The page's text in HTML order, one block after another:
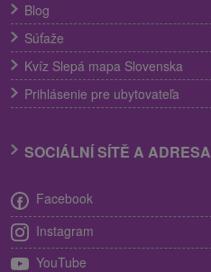
Blog
Súťaže
Kvíz Slepá mapa Slovenska
Prihlásenie pre ubytovateľa
SOCIÁLNÍ SÍTĚ A ADRESA
Facebook
Instagram
YouTube